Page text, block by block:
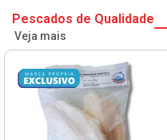
Pescados de Qualidade
Veja mais